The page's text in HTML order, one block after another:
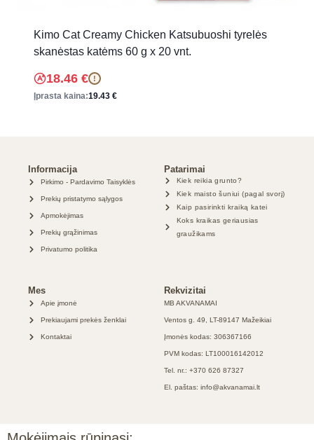
Kimo Cat Creamy Chicken Katsubuoshi tyrelės
skanėstas katėms 60 g x 20 vnt.
18.46 € !
Įprasta kaina:19.43 €
Informacija
Pirkimo - Pardavimo Taisyklės
Prekių pristatymo sąlygos
Apmokėjimas
Prekių grąžinimas
Privatumo politika
Patarimai
Kiek reikia grunto?
Kiek maisto šuniui (pagal svorį)
Kaip pasirinkti kraiką katei
Koks kraikas geriausias
graužikams
Mes
Apie įmonė
Prekiaujami prekės ženklai
Kontaktai
Rekvizitai
MB AKVANAMAI
Ventos g. 49, LT-89147 Mažeikiai
Įmonės kodas: 306367166
PVM kodas: LT100016142012
Tel. nr.: +370 626 87327
El. paštas: info@akvanamai.lt